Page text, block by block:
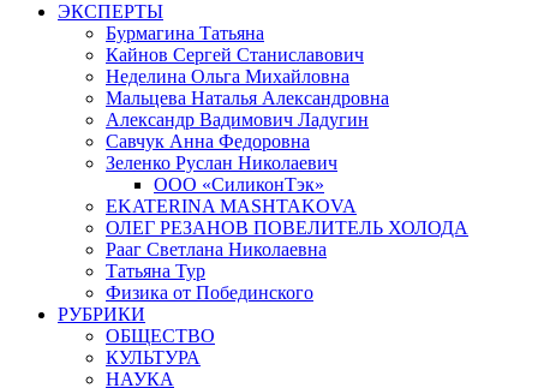
ЭКСПЕРТЫ
Бурмагина Татьяна
Кайнов Сергей Станиславович
Неделина Ольга Михайловна
Мальцева Наталья Александровна
Александр Вадимович Ладугин
Савчук Анна Федоровна
Зеленко Руслан Николаевич
ООО «СиликонТэк»
EKATERINA MASHTAKOVA
ОЛЕГ РЕЗАНОВ ПОВЕЛИТЕЛЬ ХОЛОДА
Рааг Светлана Николаевна
Татьяна Тур
Физика от Побединского
РУБРИКИ
ОБЩЕСТВО
КУЛЬТУРА
НАУКА